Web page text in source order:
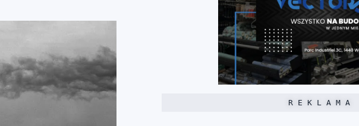
R E K L A M A